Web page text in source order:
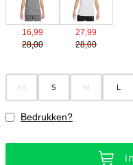
16,99
28,00
27,99
28,00
XS S M L
Bedrukken?